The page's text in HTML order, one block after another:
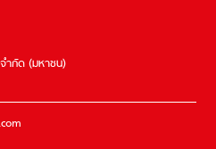
ำกัด (มหาชน)